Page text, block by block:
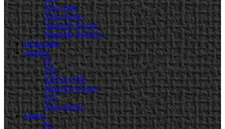
Xbox One
Xbox Series
Nintendo Switch
Nintendo Switch 2
Destacadas
Análisis
PC
PS4
XBOX ONE
Nintendo Switch
PS5
Xbox Series
Videos
PC